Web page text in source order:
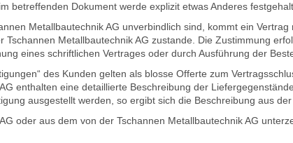
betreffenden Dokument werde explizit etwas Anderes
Metallbautechnik AG unverbindlich sind, kommt ein
Metallbautechnik AG zustande. Die Zustimmung
eines schriftlichen Vertrages oder durch Ausführung der
des Kunden gelten als blosse Offerte zum
enthalten eine detaillierte Beschreibung der
ausgestellt werden, so ergibt sich die Beschreibung aus
oder aus dem von der Tschannen Metallbautechnik AG